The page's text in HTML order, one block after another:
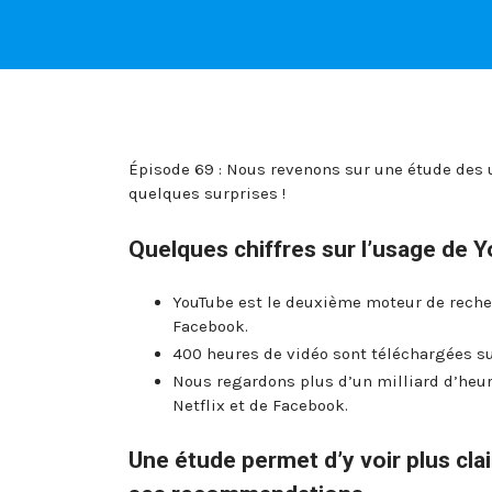
Épisode 69 : Nous revenons sur une étude
quelques surprises !
Quelques chiffres sur l’usage de
YouTube est le deuxième moteur de
Facebook.
400 heures de vidéo sont téléchargées
Nous regardons plus d’un milliard
Netflix et de Facebook.
Une étude permet d’y voir plus